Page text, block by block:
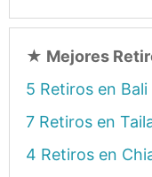
★ Mejores
5 Retiros en Bali
7 Retiros en
4 Retiros en